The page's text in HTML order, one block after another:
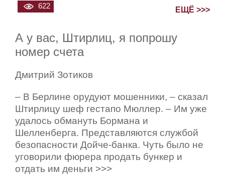
622 ЕЩЁ >>>
А у вас, Штирлиц, я попрошу
номер счета
Дмитрий Зотиков
– В Берлине орудуют мошенники, – сказал
Штирлицу шеф гестапо Мюллер. – Им уже
удалось обмануть Бормана и
Шелленберга. Представляются службой
безопасности Дойче-банка. Чуть было не
уговорили фюрера продать бункер и
отдать им деньги >>>